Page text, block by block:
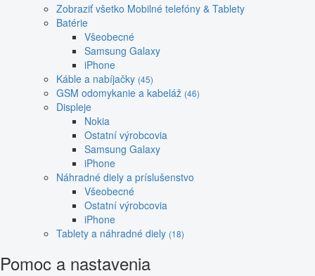
Zobraziť všetko Mobilné telefóny & Tablety
Batérie
Všeobecné
Samsung Galaxy
iPhone
Káble a nabíjačky (45)
GSM odomykanie a kabeláž (46)
Displeje
Nokia
Ostatní výrobcovia
Samsung Galaxy
iPhone
Náhradné diely a príslušenstvo
Všeobecné
Ostatní výrobcovia
iPhone
Tablety a náhradné diely (18)
Pomoc a nastavenia